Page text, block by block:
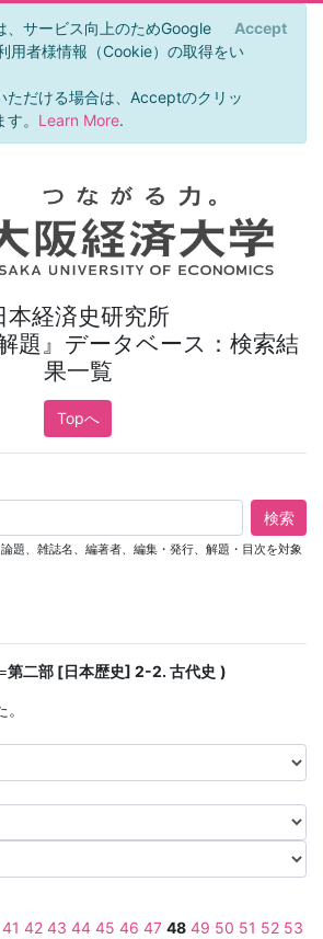
、サービス向上のためGoogle
用者様情報（Cookie）の取得をい
ただける場合は、Acceptのクリッ
。 Learn More.
Accept
本経済史研究所
題』データベース：検索結
果一覧
Topへ
検索
題、雑誌名、編著者、編集・発行、解題・目次を対象
第二部 [日本歴史] 2-2. 古代史
41 42 43 44 45 46 47 48 49 50 51 52 53
×